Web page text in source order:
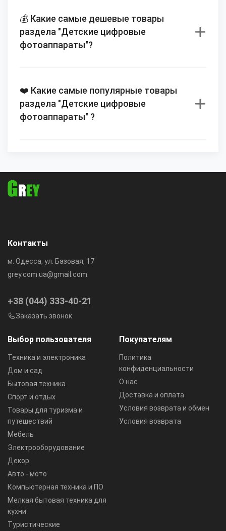
💰 Какие самые дешевые товары
раздела "Детские цифровые
фотоаппараты"?
❤️ Какие самые популярные товары
раздела "Детские цифровые
фотоаппараты" ?
Выбор пользователя
Техника и электроника
Дом и сад
Бытовая техника
Спорт и отдых
Товары для туризма и
путешествий
Мебель
Электрооборудование
Декор
Авто - мото
Компьютерная техника и ПО
Мелкая бытовая техника для
кухни
Туристические
Покупателям
Политика
конфиденциальности
О нас
Доставка и оплата
Условия возврата и обмен
Условия возврата
Контакты
м. Одесса, ул. Базовая, 17
grey.com.ua@gmail.com
+38 (044) 333-40-21
Заказать звонок